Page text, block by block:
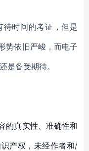
待时间的考证，但是
势依旧严峻，而电子
是备受期待。
的真实性、准确性和
产权，未经作者和/